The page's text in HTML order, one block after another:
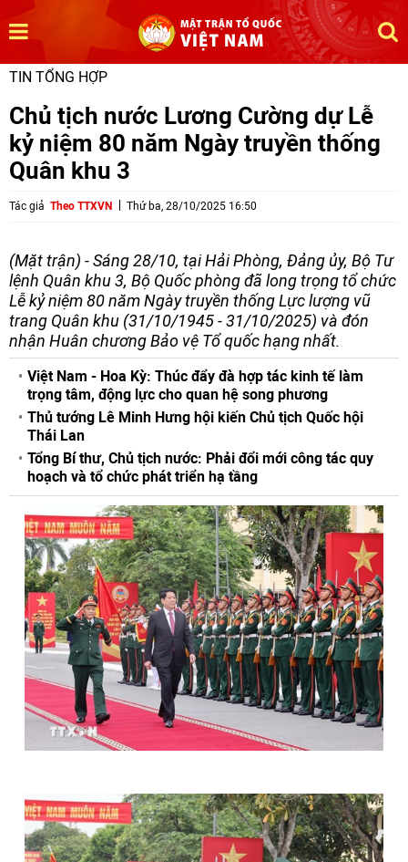
TIN TỔNG HỢP
Chủ tịch nước Lương Cường dự Lễ
kỷ niệm 80 năm Ngày truyền thống
Quân khu 3
Tác giả Theo TTXVN Thứ ba, 28/10/2025 16:50
(Mặt trận) - Sáng 28/10, tại Hải Phòng, Đảng ủy, Bộ Tư
lệnh Quân khu 3, Bộ Quốc phòng đã long trọng tổ chức
Lễ kỷ niệm 80 năm Ngày truyền thống Lực lượng vũ
trang Quân khu (31/10/1945 - 31/10/2025) và đón
nhận Huân chương Bảo vệ Tổ quốc hạng nhất.
Việt Nam - Hoa Kỳ: Thúc đẩy đà hợp tác kinh tế làm
trọng tâm, động lực cho quan hệ song phương
Thủ tướng Lê Minh Hưng hội kiến Chủ tịch Quốc hội
Thái Lan
Tổng Bí thư, Chủ tịch nước: Phải đổi mới công tác quy
hoạch và tổ chức phát triển hạ tầng